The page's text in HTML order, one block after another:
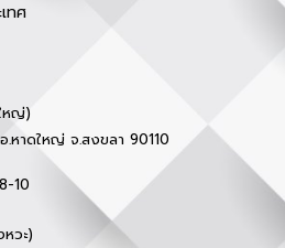
ทศ
หญ่)
าดใหญ่ จ.สงขลา 90110
10
วะ)